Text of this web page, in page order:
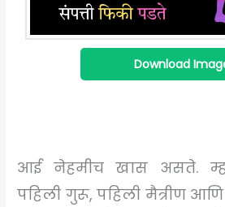
Download
आई नेहमीच खास असते.
पहिली गुरू, पहिली मैत्रीण